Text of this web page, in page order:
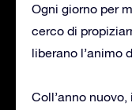
Ogni giorno per
cerco di
liberano l’animo
Coll’anno